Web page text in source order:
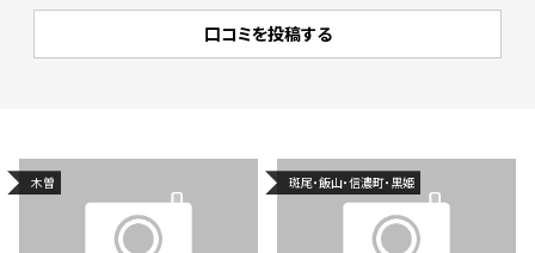
木曽 斑尾・飯山・信濃町・黒姫